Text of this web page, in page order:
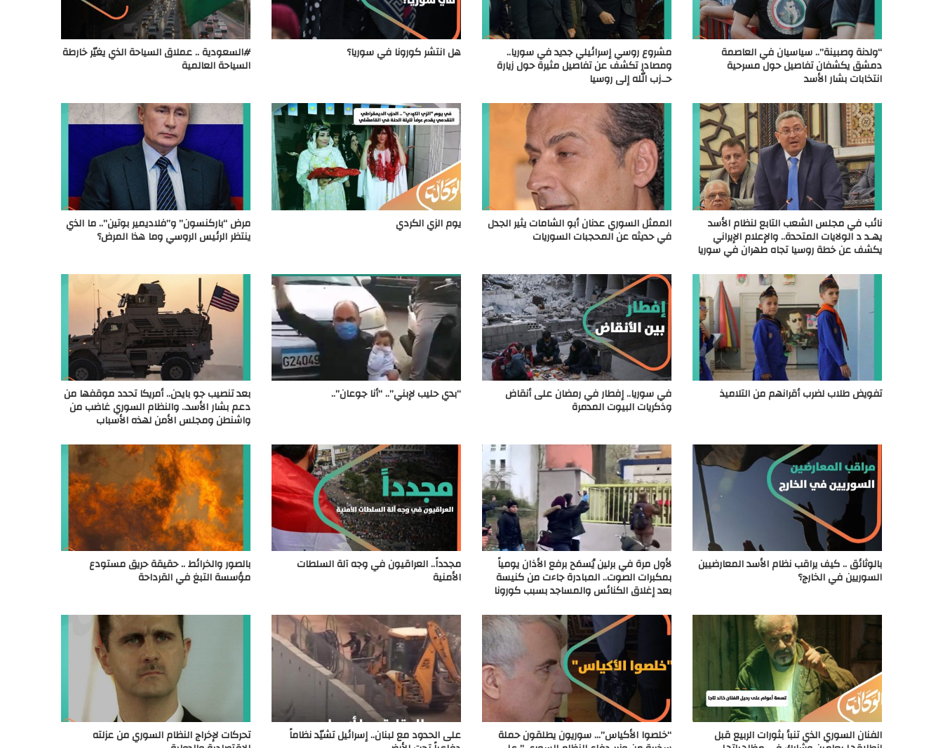
“ولدنة وصبينة”.. سياسيان في العاصمة
دمشق يكشفان تفاصيل حول مسرحية
انتخابات بشار الأسد
مشروع روسي إسرائيلي جديد في سوريا..
ومصادر تكشف عن تفاصيل مثيرة حول زيارة
حـ.زب الله إلى روسيا
هل انتشر كورونا في سوريا؟ #السعودية .. عملاق السياحة الذي يغيّر خارطة
السياحة العالمية
نائب في مجلس الشعب التابع لنظام الأسد
يهـد د الولايات المتحدة.. والإعلام الإيراني
يكشف عن خطة روسيا تجاه طهران في سوريا
الممثل السوري عدنان أبو الشامات يثير الجدل
في حديثه عن المحجبات السوريات
يوم الزي الكردي مرض “باركنسون” و”فلاديمير بوتين”.. ما الذي
ينتظر الرئيس الروسي وما هذا المرض؟
تفويض طلاب لضرب أقرانهم من التلاميذ في سوريا.. إفطار في رمضان على أنقاض
وذكريات البيوت المدمرة
“بدي حليب لإبني”.. “أنا جوعان”.. بعد تنصيب جو بايدن.. أمريكا تحدد موقفها من
دعم بشار الأسد.. والنظام السوري غاضب من
واشنطن ومجلس الأمن لهذه الأسباب
بالوثائق .. كيف يراقب نظام الأسد المعارضيين
السوريين في الخارج؟
لأول مرة في برلين يُسمَح برفع الأذان يومياً
بمكبرات الصوت.. المبادرة جاءت من كنيسة
بعد إغلاق الكنائس والمساجد بسبب كورونا
مجدداً.. العراقيون في وجه آلة السلطات
الأمنية
بالصور والخرائط .. حقيقة حريق مستودع
مؤسسة التبغ في القرداحة
الفنان السوري الذي تنبأ بثورات الربيع قبل “خلصوا الأكياس”… سوريون يطلقون حملة على الحدود مع لبنان.. إسرائيل تشيّد نظاماً تحركات لإخراج النظام السوري من عزلته